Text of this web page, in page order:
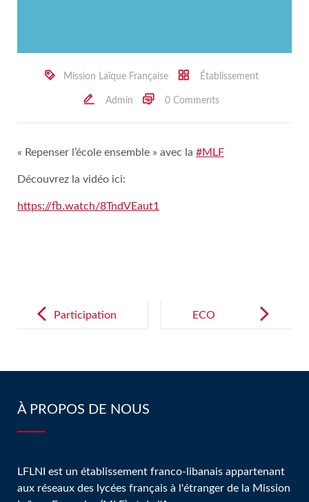
Mission Laïque Française Établissement
Admin 0 Comments
« Repenser l’école ensemble » avec la #MLF
Découvrez la vidéo ici:
https://fb.watch/8TndVEaut1
navigationParticipation
ce du CNRS!
ECO
À PROPOS DE NOUS
LFLNI est un établissement franco-libanais appartenant
aux réseaux des lycées français à l'étranger de la Mission